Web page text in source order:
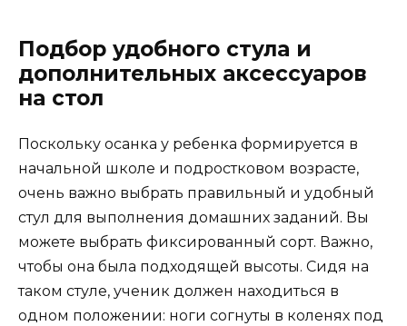
Подбор удобного стула и
дополнительных аксессуаров
на стол
Поскольку осанка у ребенка формируется в
начальной школе и подростковом возрасте,
очень важно выбрать правильный и удобный
стул для выполнения домашних заданий. Вы
можете выбрать фиксированный сорт. Важно,
чтобы она была подходящей высоты. Сидя на
таком стуле, ученик должен находиться в
одном положении: ноги согнуты в коленях под